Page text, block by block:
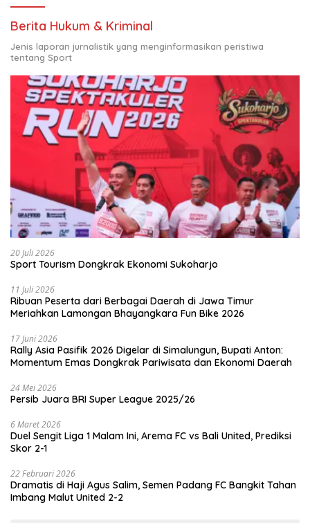
Berita Hukum & Kriminal
Jenis laporan jurnalistik yang menginformasikan peristiwa
tentang Sport
20 Juli 2026
Sport Tourism Dongkrak Ekonomi Sukoharjo
11 Juli 2026
Ribuan Peserta dari Berbagai Daerah di Jawa Timur
Meriahkan Lamongan Bhayangkara Fun Bike 2026
17 Juni 2026
Rally Asia Pasifik 2026 Digelar di Simalungun, Bupati Anton:
Momentum Emas Dongkrak Pariwisata dan Ekonomi Daerah
24 Mei 2026
Persib Juara BRI Super League 2025/26
6 Maret 2026
Duel Sengit Liga 1 Malam Ini, Arema FC vs Bali United, Prediksi
Skor 2-1
22 Februari 2026
Dramatis di Haji Agus Salim, Semen Padang FC Bangkit Tahan
Imbang Malut United 2-2